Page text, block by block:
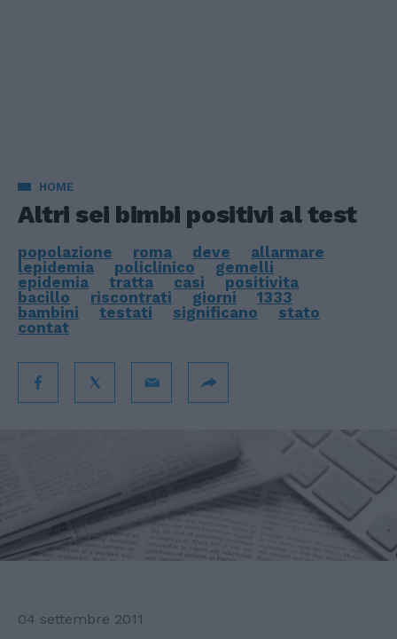
HOME
Altri sei bimbi positivi al test
popolazione roma deve
allarmare
lepidemia
policlinico
gemelli
epidemia
tratta casi
positivita
bacillo
riscontrati giorni
1333
bambini
testati significano
stato
contat
04 settembre 2011